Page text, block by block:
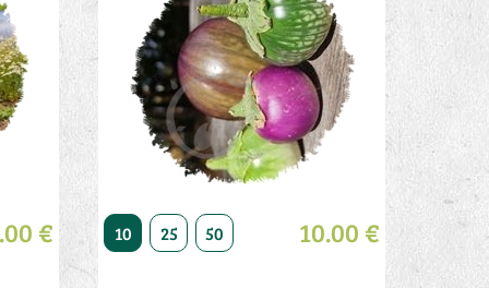
20 50
€ 10 25 50 10.00 €